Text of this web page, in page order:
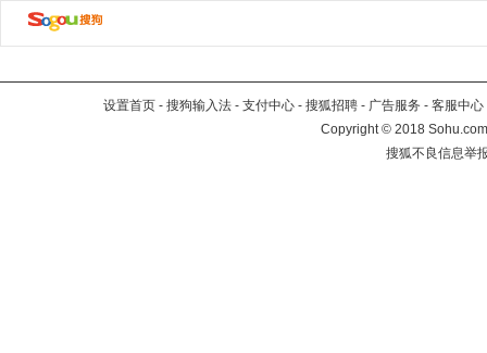
设置首页 - 搜狗输入法 - 支付中心 - 搜狐招聘 - 广告服务 - 客服中心
Copyright©2018
搜狐不良信息举